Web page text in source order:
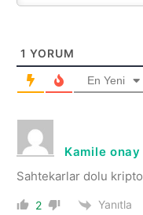
1 YORUM
En Yeni
Kamile onay
Sahtekarlar dolu kripto
2 Yanıtla